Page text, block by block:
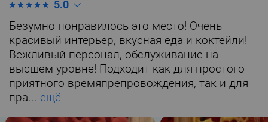
5.0
Безумно понравилось это место! Очень
красивый интерьер, вкусная еда и коктейли!
Вежливый персонал, обслуживание на
высшем уровне! Подходит как для простого
приятного времяпрепровождения, так и для
пра... ещё